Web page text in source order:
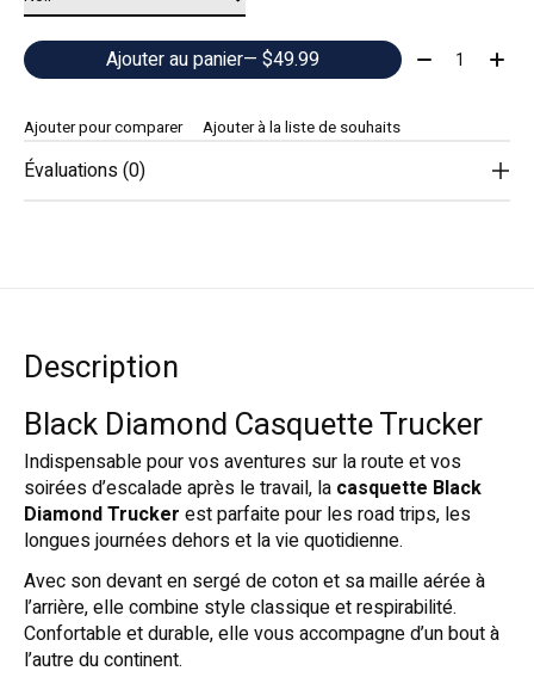
Ajouter au panier — $49.99 Quantité:
Ajouter pour comparer Ajouter à la liste de souhaits
Évaluations (0)
Description
Black Diamond Casquette Trucker
Indispensable pour vos aventures sur la route et vos
soirées d’escalade après le travail, la casquette Black
Diamond Trucker est parfaite pour les road trips, les
longues journées dehors et la vie quotidienne.
Avec son devant en sergé de coton et sa maille aérée à
l’arrière, elle combine style classique et respirabilité.
Confortable et durable, elle vous accompagne d’un bout à
l’autre du continent.